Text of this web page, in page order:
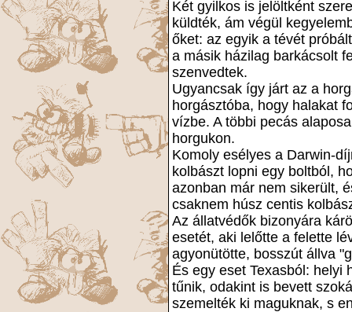
Két gyilkos is jelöltként
küldték, ám végül
őket: az egyik a tévét
a másik házilag barkácsolt
szenvedtek.
Ugyancsak így járt az a
horgásztóba, hogy halakat
vízbe. A többi pecás
horgukon.
Komoly esélyes a Darwin-
kolbászt lopni egy boltból,
azonban már nem sikerült,
csaknem húsz centis
Az állatvédők bizonyára
esetét, aki lelőtte a felette
agyonütötte, bosszút állva
És egy eset Texasból: helyi
tűnik, odakint is bevett
szemelték ki maguknak, s